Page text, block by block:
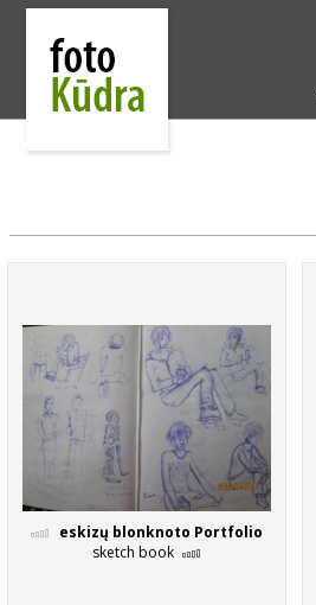
eskizų blonknoto Portfolio
sketch book